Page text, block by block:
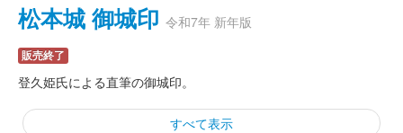
松本城 御城印 令和7年 新年版
販売終了
登久姫氏による直筆の御城印。
すべて表示